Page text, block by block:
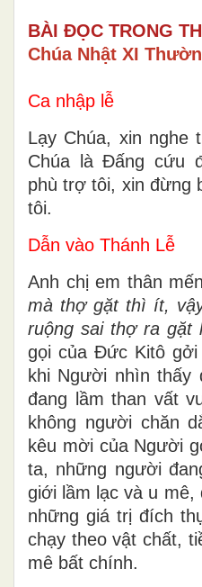
BÀI ĐỌC TRONG
Chúa Nhật XI
Ca nhập lễ
Lạy Chúa, xin nghe
Chúa là Đấng cứu
phù trợ tôi, xin đừng
tôi.
Dẫn vào Thánh Lễ
Anh chị em thân
mà thợ gặt thì ít,
ruộng sai thợ ra gặt
gọi của Đức Kitô
khi Người nhìn thấy
đang lầm than vất
không người chăn
kêu mời của Người
ta, những người
giới lầm lạc và u mê,
những giá trị đích
chạy theo vật chất,
mê bất chính.